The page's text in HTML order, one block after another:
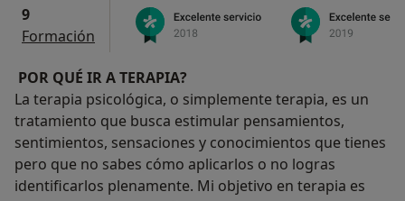
9
Formación
POR QUÉ IR A TERAPIA?
La terapia psicológica, o simplemente terapia, es un
tratamiento que busca estimular pensamientos,
sentimientos, sensaciones y conocimientos que tienes
pero que no sabes cómo aplicarlos o no logras
identificarlos plenamente. Mi objetivo en terapia es